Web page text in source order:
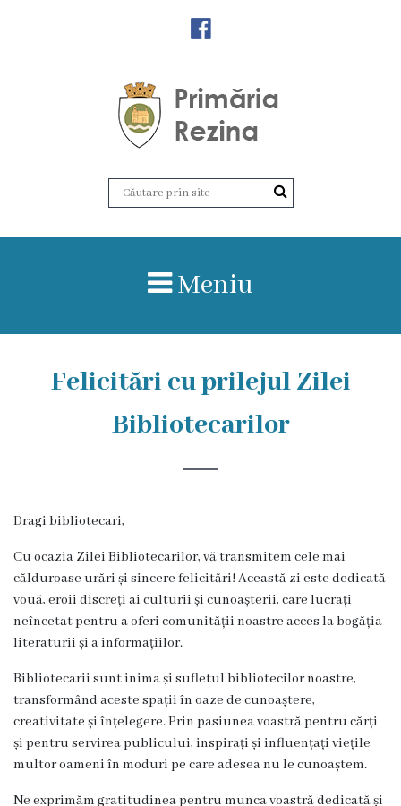
Amalgamare
în
audiență
Primarul
primăriei
Competențele
primarului
Meniu
Felicitări cu prilejul Zilei
Bibliotecarilor
Dragi bibliotecari,
Cu ocazia Zilei Bibliotecarilor, vă transmitem cele mai
călduroase urări și sincere felicitări! Această zi este dedicată
vouă, eroii discreți ai culturii și cunoașterii, care lucrați
neîncetat pentru a oferi comunității noastre acces la bogăția
literaturii și a informațiilor.
Bibliotecarii sunt inima și sufletul bibliotecilor noastre,
transformând aceste spații în oaze de cunoaștere,
creativitate și înțelegere. Prin pasiunea voastră pentru cărți
și pentru servirea publicului, inspirați și influențați viețile
multor oameni în moduri pe care adesea nu le cunoaștem.
Ne exprimăm gratitudinea pentru munca voastră dedicată și